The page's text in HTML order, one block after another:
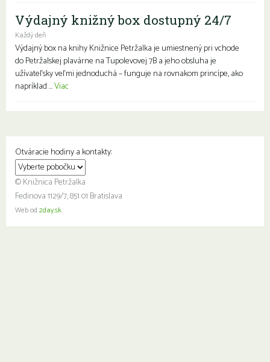
Výdajný knižný box dostupný 24/7
Každý deň
Výdajný box na knihy Knižnice Petržalka je umiestnený pri vchode
do Petržalskej plavárne na Tupolevovej 7B a jeho obsluha je
užívateľsky veľmi jednoduchá – funguje na rovnakom princípe, ako
napríklad ...Viac
Otváracie hodiny a kontakty:
© Knižnica Petržalka
Fedinova 1129/7, 851 01 Bratislava
Web od 2day.sk